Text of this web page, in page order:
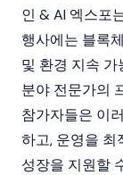
인 & AI 엑스포
행사에는 블록
및 환경 지속
분야 전문가의
참가자들은 이
하고, 운영을 최
성장을 지원할